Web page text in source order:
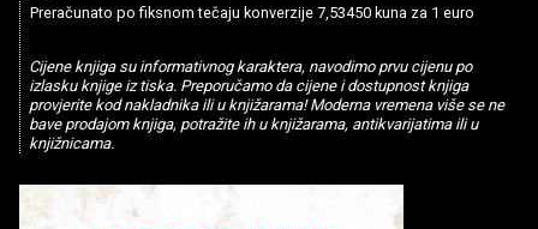
Preračunato po fiksnom tečaju konverzije 7,53450 kuna za 1 euro
Cijene knjiga su informativnog karaktera, navodimo prvu cijenu po
izlasku knjige iz tiska. Preporučamo da cijene i dostupnost knjiga
provjerite kod nakladnika ili u knjižarama! Moderna vremena više se ne
bave prodajom knjiga, potražite ih u knjižarama, antikvarijatima ili u
knjižnicama.